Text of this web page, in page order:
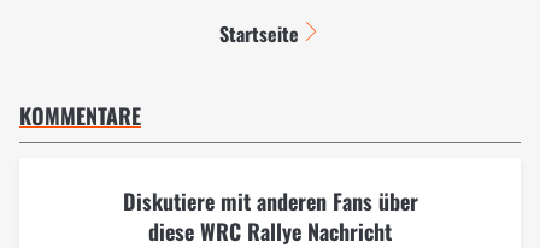
Startseite
KOMMENTARE
Diskutiere mit anderen Fans über
diese WRC Rallye Nachricht